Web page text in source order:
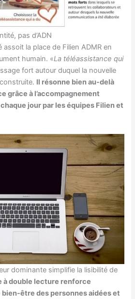
pas d’ADN
la place de Filien ADMR en
humain. «La téléassistance qui
fort autour duquel la nouvelle
Il résonne bien au-delà
grâce à l’accompagnement
jour par les équipes Filien et
dominante simplifie la lisibilité de
à double lecture renforce
bien-être des personnes aidées et